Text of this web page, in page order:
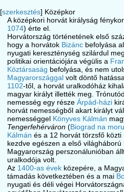
[szerkesztés] Középkor
A középkori horvát királyság
1074) érte el.
Horvátország történetének első
hogy a horvátok Bizánc befolyása
nyugati kereszténység szilárdul
politikai orientációjára végülis a
Köztársaság befolyása, és nem
Magyarországgal volt döntő
1102-től, a horvát uralkodóház
magyar királyt illették meg.
nemesség egy része Árpád-házi
horvát nemességből akart királyt
nemességgel Könyves Kálmán
Tengerfehérváron (Biograd na moru
Kálmán és a 12 horvát törzsfő
kezdve egészen a első
Magyarország perszonálunióban
uralkodója volt.
Az 1400-as évek közepére, a
támadás következtében és a mai
nyugati és déli végei